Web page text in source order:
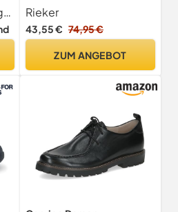
Wasserdicht & atmungsaktiv durch GORE-TEX Membran Rieker
43,55 € 74,95 €
ZUM ANGEBOT